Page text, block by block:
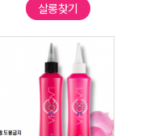
살롱찾기